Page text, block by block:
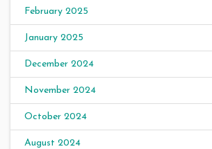
February 2025
January 2025
December 2024
November 2024
October 2024
August 2024